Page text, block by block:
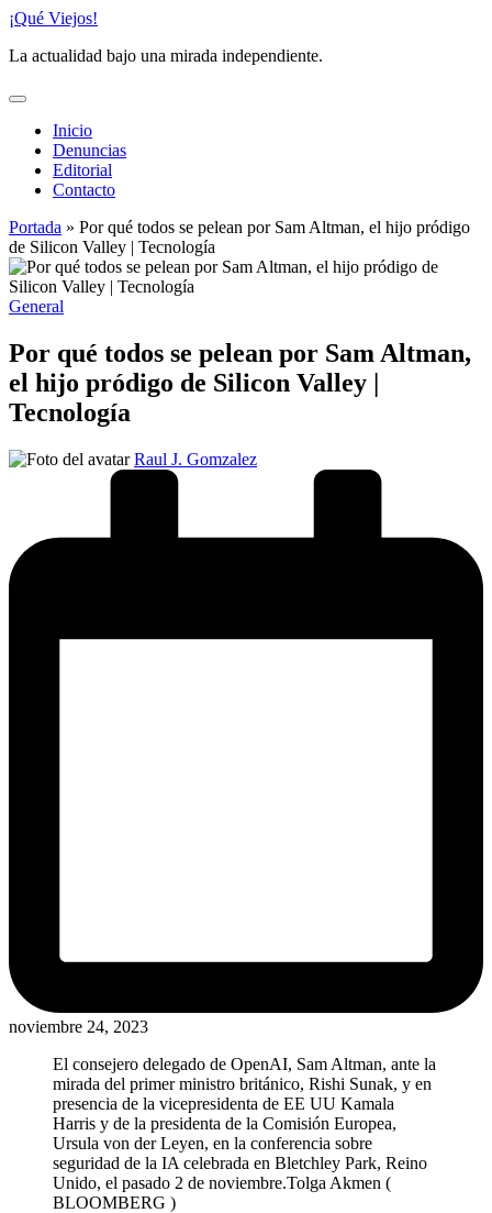
Saltar
contenido
¡Qué Viejos!
La actualidad bajo una mirada independiente.
Inicio
Denuncias
Editorial
Contacto
Portada » Por qué todos se pelean por Sam Altman, el hijo pródigo
de Silicon Valley | Tecnología
Publicado
General
Por qué todos se pelean por Sam Altman,
el hijo pródigo de Silicon Valley |
Tecnología
Publicado
Raul J. Gomzalez
noviembre 24, 2023
El consejero delegado de OpenAI, Sam Altman, ante la
mirada del primer ministro británico, Rishi Sunak, y en
presencia de la vicepresidenta de EE UU Kamala
Harris y de la presidenta de la Comisión Europea,
Ursula von der Leyen, en la conferencia sobre
seguridad de la IA celebrada en Bletchley Park, Reino
Unido, el pasado 2 de noviembre.Tolga Akmen (
BLOOMBERG )